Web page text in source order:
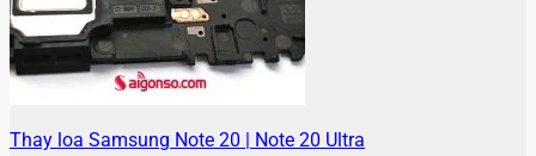
Thay loa Samsung Note 20 | Note 20 Ultra